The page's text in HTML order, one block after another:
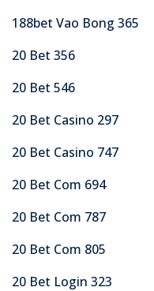
188bet Vao Bong 365
20 Bet 356
20 Bet 546
20 Bet Casino 297
20 Bet Casino 747
20 Bet Com 694
20 Bet Com 787
20 Bet Com 805
20 Bet Login 323